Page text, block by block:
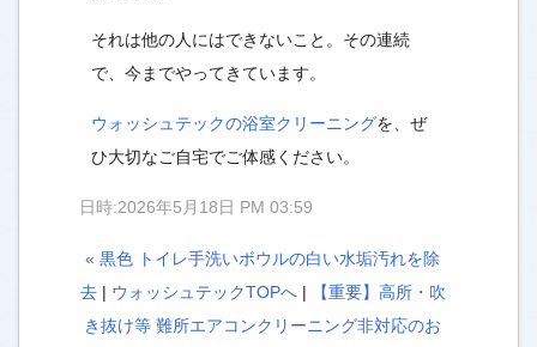
それは他の人にはできないこと。その連続
で、今までやってきています。
ウォッシュテックの浴室クリーニングを、ぜ
ひ大切なご自宅でご体感ください。
日時:2026年5月18日 PM 03:59
« 黒色 トイレ手洗いボウルの白い水垢汚れを除
去| ウォッシュテックTOPへ|
【重要】高所・吹
き抜け等 難所エアコンクリーニング非対応のお